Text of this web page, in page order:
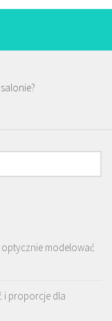
optycznie modelować
i proporcje dla